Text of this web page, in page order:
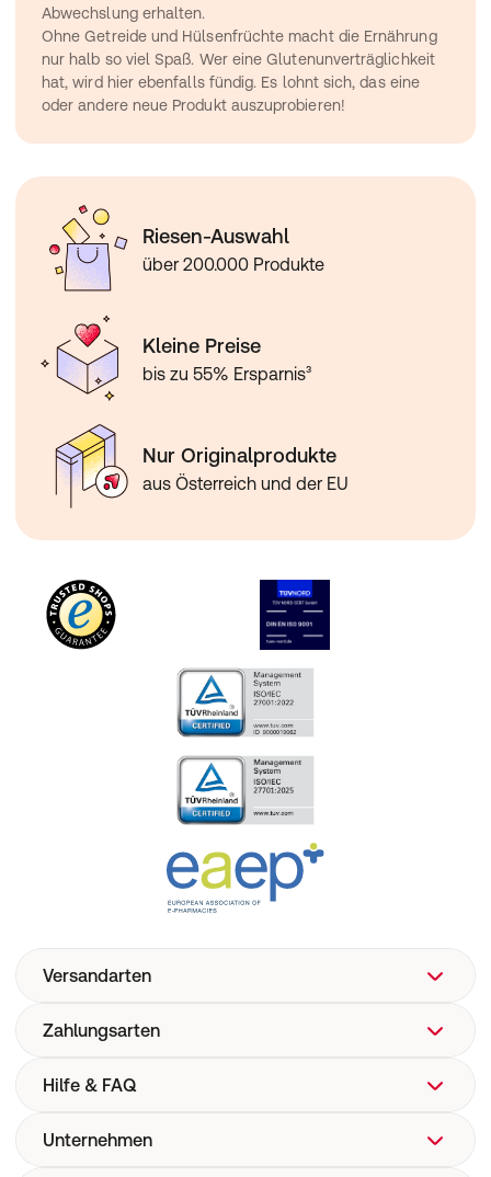
Abwechslung erhalten.
Ohne Getreide und Hülsenfrüchte macht die Ernährung
nur halb so viel Spaß. Wer eine Glutenunverträglichkeit
hat, wird hier ebenfalls fündig. Es lohnt sich, das eine
oder andere neue Produkt auszuprobieren!
Riesen-Auswahl
über 200.000 Produkte
Kleine Preise
bis zu 55% Ersparnis³
Nur Originalprodukte
aus Österreich und der EU
Versandarten
Zahlungsarten
Hilfe & FAQ
FAQ
Unternehmen